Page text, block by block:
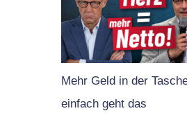
Mehr Geld in der
einfach geht das